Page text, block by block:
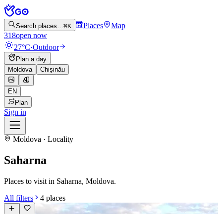
Search places…⌘K Places
Map
318open now
27°C·Outdoor
Plan a day
Moldova
Chișinău
EN
Plan
Sign in
Moldova · Locality
Saharna
Places to visit in Saharna, Moldova.
All filters
4 places